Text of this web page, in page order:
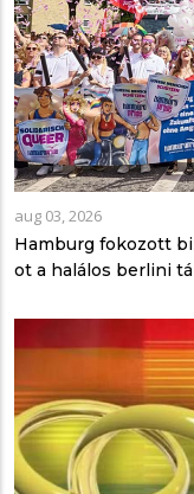
aug 03, 2026
Hamburg fokozott
ot a halálos berlini